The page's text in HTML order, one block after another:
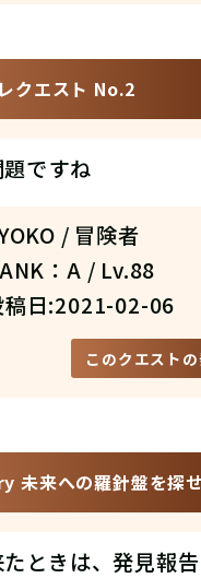
クエスト No.2
ですね
/ 冒険者
：A / Lv.88
稿日:2021-02-06
このクエスト
未来への羅針盤を探
ときは、発見報